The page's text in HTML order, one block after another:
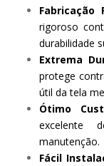
Fabricação
rigoroso
durabilidade
Extrema
protege
útil da tela
Ótimo
excelente
manutenção.
Fácil